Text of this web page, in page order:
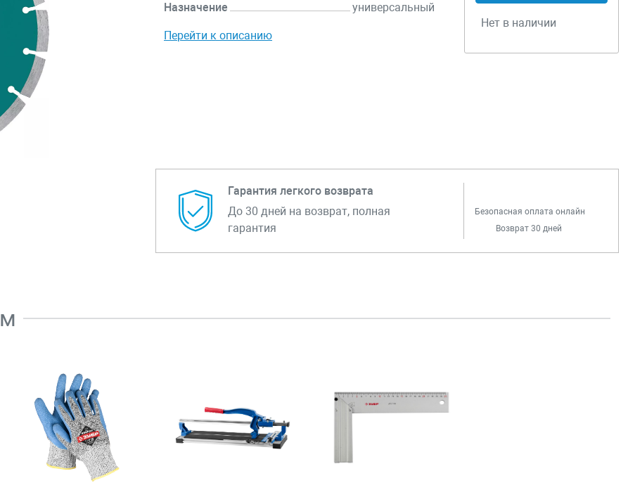
Назначение универсальный
Перейти к описанию
Нет в наличии
Гарантия легкого возврата
До 30 дней на возврат, полная
гарантия
Безопасная оплата онлайн
Возврат 30 дней